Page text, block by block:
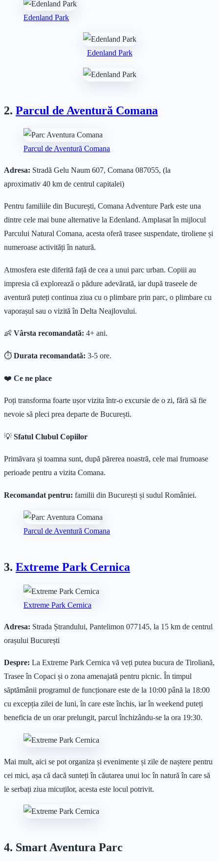
Edenland Park
Edenland Park
2. Parcul de Aventură Comana
Parcul de Aventură Comana
Adresa: Stradă Gelu Naum 607, Comana 087055, (la
aproximativ 40 km de centrul capitalei)
Pentru familiile din București, Comana Adventure Park este una
dintre cele mai bune alternative la Edenland. Amplasat în mijlocul
Parcului Natural Comana, acesta oferă trasee suspendate, tiroliene și
numeroase activități în natură.
Atmosfera este diferită față de cea a unui parc urban. Copiii au
impresia că explorează o pădure adevărată, iar după traseele de
aventură puteți continua ziua cu o plimbare prin parc, o plimbare cu
vaporașul sau o vizită în Delta Neajlovului.
👶 Vârsta recomandată: 4+ ani.
⏱ Durata recomandată: 3-5 ore.
❤️ Ce ne place
Poți transforma foarte ușor vizita într-o excursie de o zi, fără să fie
nevoie să pleci prea departe de București.
💡 Sfatul Clubul Copiilor
Primăvara și toamna sunt, după părerea noastră, cele mai frumoase
perioade pentru a vizita Comana.
Recomandat pentru: familii din București și sudul României.
Parcul de Aventură Comana
3. Extreme Park Cernica
Extreme Park Cernica
Adresa: Strada Ștrandului, Pantelimon 077145, la 15 km de centrul
orașului București
Despre: La Extreme Park Cernica vă veți putea bucura de Tiroliană,
Trasee în Copaci și o zona amenajată pentru picnic. În timpul
săptămânii programul de funcționare este de la 10:00 până la 18:00
cu excepția zilei de luni, în care este închis, iar în weekend puteți
beneficia de un orar prelungit, parcul închizându-se la ora 19:30.
Mai mult, aici se pot organiza și evenimente și zile de naștere pentru
cei mici, așa că dacă sunteți în căutarea unui loc în natură în care să
le serbați ziua micuților, acesta este locul potrivit.
4. Smart Aventura Parc